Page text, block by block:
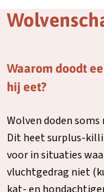
Waarom doodt
hij eet?
Wolven doden
Dit heet surplus-
voor in situaties
vluchtgedrag niet